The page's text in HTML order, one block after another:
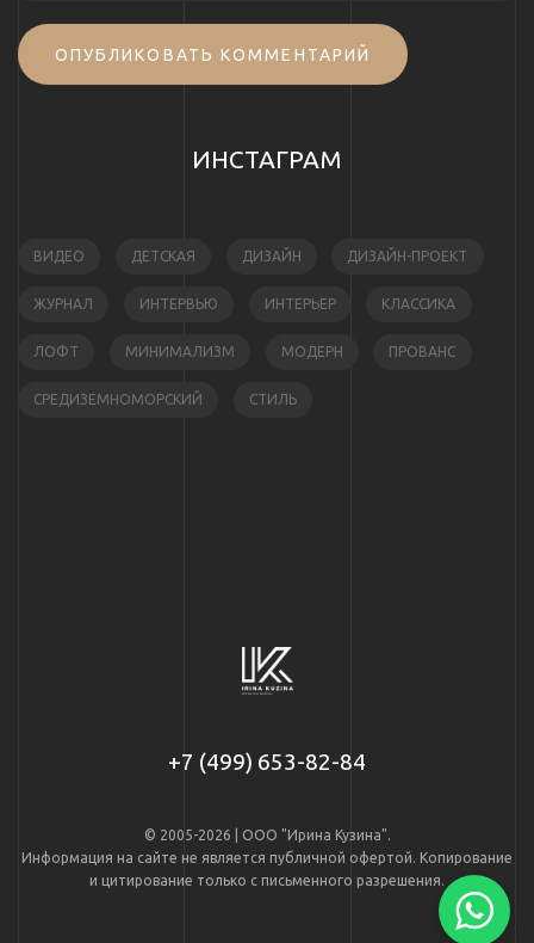
ОПУБЛИКОВАТЬ КОММЕНТАРИЙ
ИНСТАГРАМ
ВИДЕО ДЕТСКАЯ ДИЗАЙН ДИЗАЙН-ПРОЕКТ
ЖУРНАЛ ИНТЕРВЬЮ ИНТЕРЬЕР КЛАССИКА
ЛОФТ МИНИМАЛИЗМ МОДЕРН ПРОВАНС
СРЕДИЗЕМНОМОРСКИЙ СТИЛЬ
+7 (499) 653-82-84
© 2005-2026 | ООО "Ирина Кузина".
Информация на сайте не является публичной офертой. Копирование
и цитирование только с письменного разрешения.